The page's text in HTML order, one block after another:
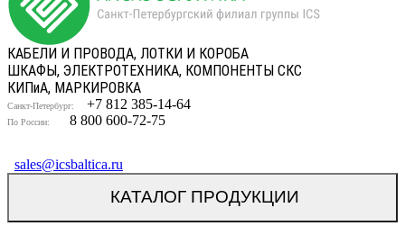
КАБЕЛИ И ПРОВОДА, ЛОТКИ И КОРОБА
ШКАФЫ, ЭЛЕКТРОТЕХНИКА, КОМПОНЕНТЫ СКС
КИПиА, МАРКИРОВКА
Санкт-Петербург: +7 812 385-14-64
По России: 8 800 600-72-75
sales@icsbaltica.ru
КАТАЛОГ ПРОДУКЦИИ